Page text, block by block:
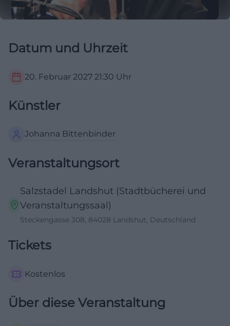
Datum und Uhrzeit
20. Februar 2027 21:30 Uhr
Künstler
Johanna Bittenbinder
Veranstaltungsort
Salzstadel Landshut (Stadtbücherei und
Veranstaltungssaal)
Steckengasse 308, 84028 Landshut, Deutschland
Tickets
Kostenlos
Über diese Veranstaltung